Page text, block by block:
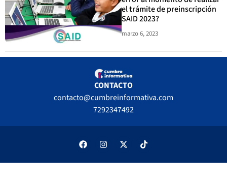
el trámite de preinscripción
SAID 2023?
marzo 6, 2023
CONTACTO
contacto@cumbreinformativa.com
7292347492